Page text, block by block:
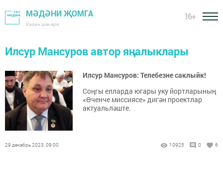
МӘДӘНИ ҖОМГА
Казан шәһәре
16+
Илсур Мансуров автор яңалыклары
Илсур Мансуров: Телебезне саклыйк!
Соңгы елларда югары уку йортларының
«Өченче миссиясе» дигән проектлар
актуальләште.
29 декабрь 2023, 09:00 10925 0 6